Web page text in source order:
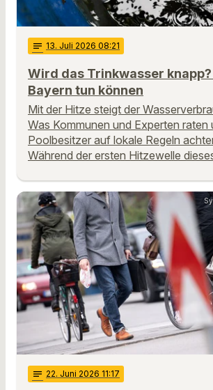
notes 13. Juli 2026 08:21
Wird das Trinkwasser
Bayern tun können
Mit der Hitze steigt der
Was Kommunen und Experten raten
Poolbesitzer auf lokale Regeln
Während der ersten Hitzewelle
notes 22. Juni 2026 11:17